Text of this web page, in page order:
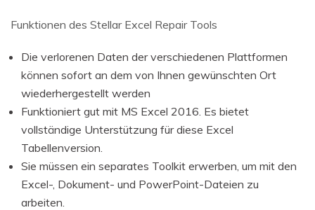
Funktionen des Stellar Excel Repair Tools
Die verlorenen Daten der verschiedenen Plattformen
können sofort an dem von Ihnen gewünschten Ort
wiederhergestellt werden
Funktioniert gut mit MS Excel 2016. Es bietet
vollständige Unterstützung für diese Excel
Tabellenversion.
Sie müssen ein separates Toolkit erwerben, um mit den
Excel-, Dokument- und PowerPoint-Dateien zu
arbeiten.